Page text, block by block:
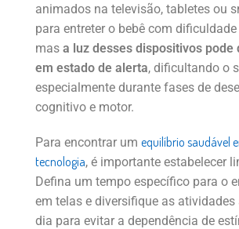
animados na televisão, tabletes ou
para entreter o bebê com
mas a luz desses dispositivos pode
em estado de alerta, dificultando o
especialmente durante fases de
cognitivo e motor.
Para encontrar um equilíbrio saudável
tecnologia, é importante estabelecer
Defina um tempo específico para o
em telas e diversifique as
dia para evitar a dependência de